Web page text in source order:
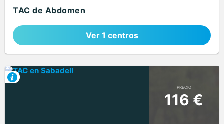
TAC de Abdomen
Ver 1 centros
PRECIO
116 €